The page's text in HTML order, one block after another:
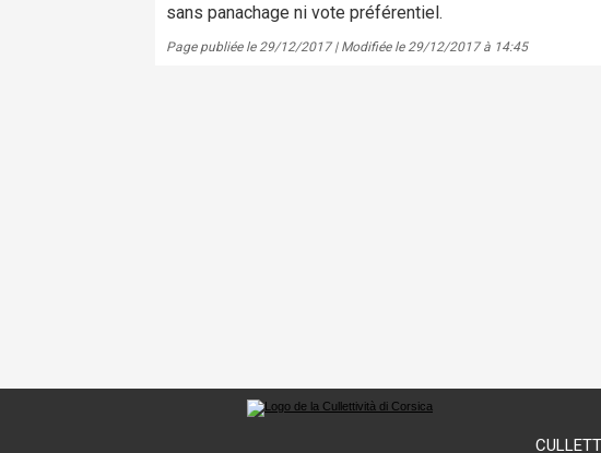
sans panachage ni vote préférentiel.
Page publiée le 29/12/2017 | Modifiée le 29/12/2017 à 14:45